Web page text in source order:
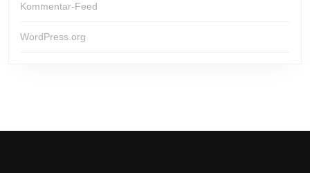
Kommentar-Feed
WordPress.org